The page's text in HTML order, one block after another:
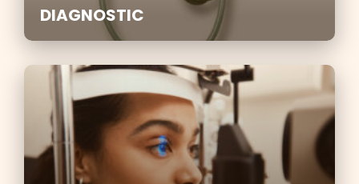
DIAGNOSTIC